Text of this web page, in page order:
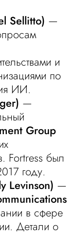
Sellitto) —
и
по
ИИ.
—
Group
Fortress был
году.
Levinson) —
в сфере
Детали о